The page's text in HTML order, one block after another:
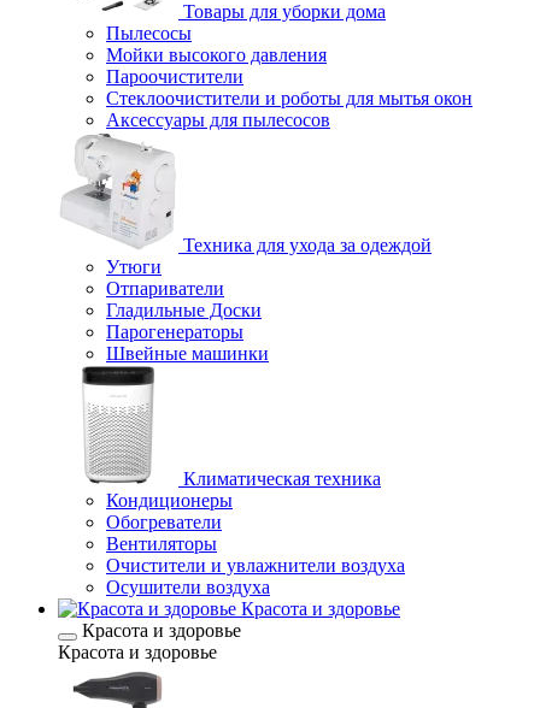
Товары для уборки дома
Пылесосы
Мойки высокого давления
Пароочистители
Стеклоочистители и роботы для мытья окон
Аксессуары для пылесосов
Техника для ухода за одеждой
Утюги
Отпариватели
Гладильные Доски
Парогенераторы
Швейные машинки
Климатическая техника
Кондиционеры
Обогреватели
Вентиляторы
Очистители и увлажнители воздуха
Осушители воздуха
Красота и здоровье
Красота и здоровье
Красота и здоровье